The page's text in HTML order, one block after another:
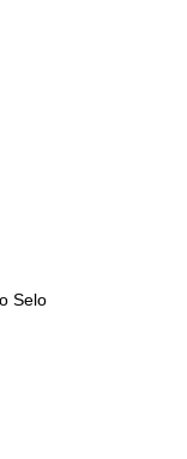
Selo